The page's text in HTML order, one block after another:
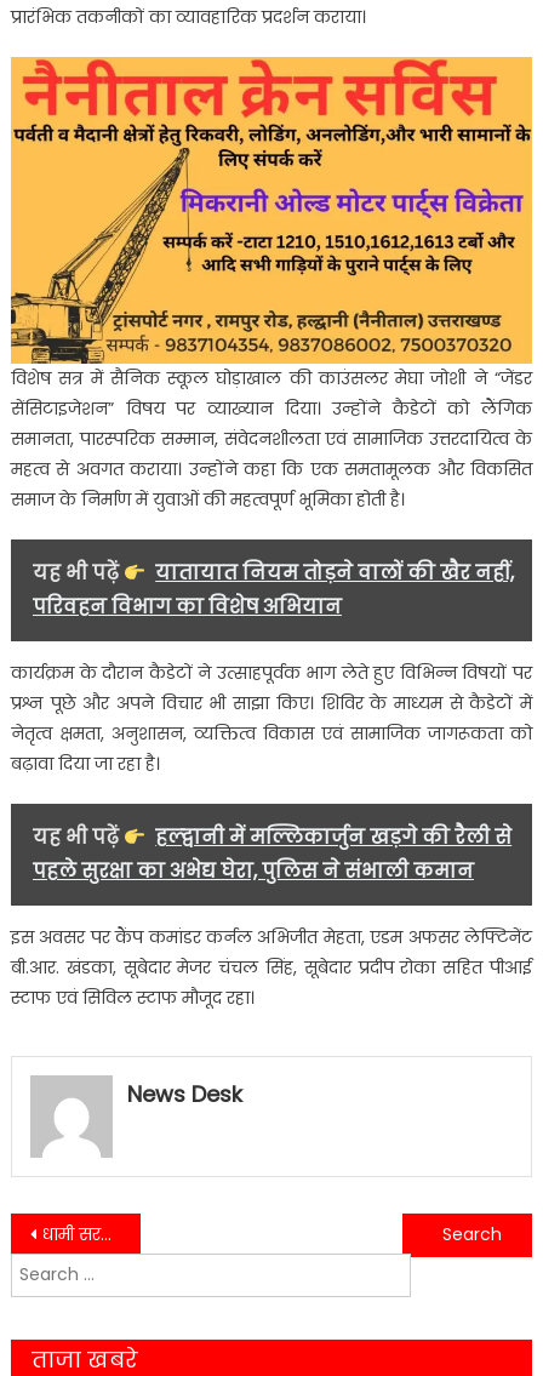
प्रारंभिक तकनीकों का व्यावहारिक प्रदर्शन कराया।
विशेष सत्र में सैनिक स्कूल घोड़ाखाल की काउंसलर मेघा जोशी ने “जेंडर
सेंसिटाइजेशन” विषय पर व्याख्यान दिया। उन्होंने कैडेटों को लैंगिक
समानता, पारस्परिक सम्मान, संवेदनशीलता एवं सामाजिक उत्तरदायित्व के
महत्व से अवगत कराया। उन्होंने कहा कि एक समतामूलक और विकसित
समाज के निर्माण में युवाओं की महत्वपूर्ण भूमिका होती है।
यह भी पढ़ें
यातायात नियम तोड़ने वालों की खैर नहीं,
परिवहन विभाग का विशेष अभियान
कार्यक्रम के दौरान कैडेटों ने उत्साहपूर्वक भाग लेते हुए विभिन्न विषयों पर
प्रश्न पूछे और अपने विचार भी साझा किए। शिविर के माध्यम से कैडेटों में
नेतृत्व क्षमता, अनुशासन, व्यक्तित्व विकास एवं सामाजिक जागरूकता को
बढ़ावा दिया जा रहा है।
यह भी पढ़ें
हल्द्वानी में मल्लिकार्जुन खड़गे की रैली से
पहले सुरक्षा का अभेद्य घेरा, पुलिस ने संभाली कमान
इस अवसर पर कैंप कमांडर कर्नल अभिजीत मेहता, एडम अफसर लेफ्टिनेंट
बी.आर. खंडका, सूबेदार मेजर चंचल सिंह, सूबेदार प्रदीप रोका सहित पीआई
स्टाफ एवं सिविल स्टाफ मौजूद रहा।
News Desk
Post
navigation
धामी सरकार की कौशल विकास पहल रंग लाई, 33 युवाओं को मिला रोजगार का हुनर
राज्यपाल से मिले अकादमी महानिदेशक, प्रशिक्षण गतिविधियों की दी जानकारी
Search
for:
ताजा खबरे